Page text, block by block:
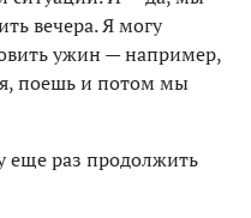
вечера. Я могу
ужин — например,
поешь и потом мы
еще раз продолжить